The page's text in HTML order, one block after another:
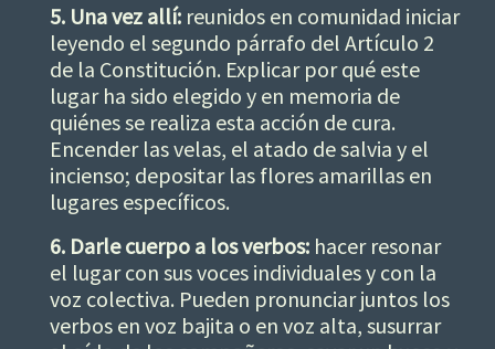
5. Una vez allí:reunidos en comunidad iniciar
leyendo el segundo párrafo del Artículo 2
de la Constitución. Explicar por qué este
lugar ha sido elegido y en memoria de
quiénes se realiza esta acción de cura.
Encender las velas, el atado de salvia y el
incienso; depositar las flores amarillas en
lugares específicos.
6. Darle cuerpo a los verbos:hacer resonar
el lugar con sus voces individuales y con la
voz colectiva. Pueden pronunciar juntos los
verbos en voz bajita o en voz alta, susurrar